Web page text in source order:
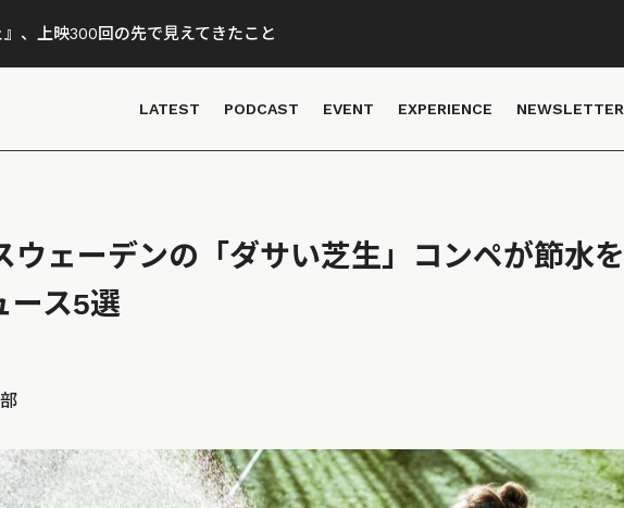
、上映300回の先で見えてきたこと
LATEST PODCAST EVENT EXPERIENCE NEWSLETTER
ウェーデンの「ダサい芝生」コンペが節水を
ース5選